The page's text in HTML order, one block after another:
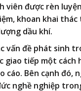
viên được rèn
khoan khai thác
dầu khí.
vấn đề phát sinh
giao tiếp một cách
Bên cạnh đó,
nghề nghiệp